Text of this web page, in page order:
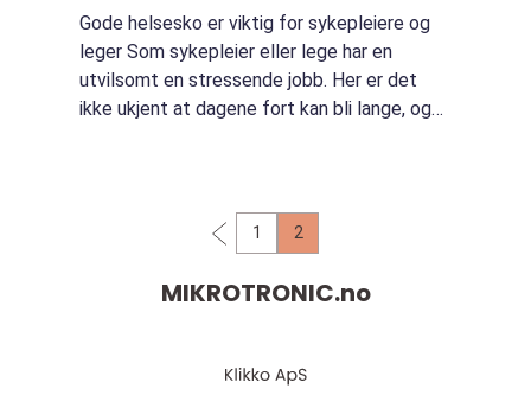
Gode helsesko er viktig for sykepleiere og
leger Som sykepleier eller lege har en
utvilsomt en stressende jobb. Her er det
ikke ukjent at dagene fort kan bli lange, og
1 2
MIKROTRONIC.no